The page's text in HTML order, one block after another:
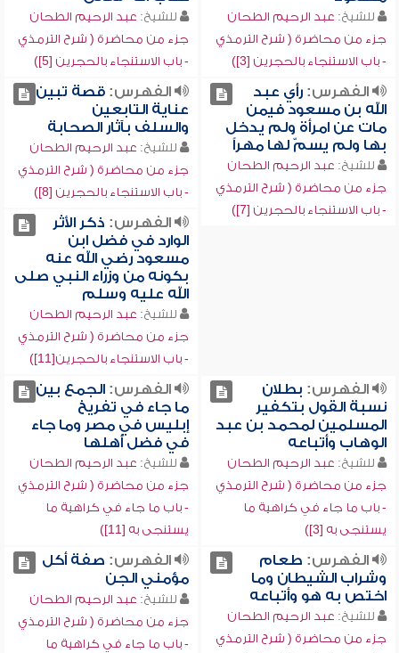
للشيخ: عبد الرحيم الطحان
جزء من محاضرة ( شرح الترمذي
- باب الاستنجاء بالحجرين [3])
للشيخ: عبد الرحيم الطحان
جزء من محاضرة ( شرح الترمذي
- باب الاستنجاء بالحجرين [5])
الفهرس:رأي عبد
الله بن مسعود فيمن
مات عن امرأة ولم يدخل
بها ولم يسمّ لها مهراً
للشيخ: عبد الرحيم الطحان
جزء من محاضرة ( شرح الترمذي
- باب الاستنجاء بالحجرين [7])
الفهرس:قصة تبين
عناية التابعين
والسلف بآثار الصحابة
للشيخ: عبد الرحيم الطحان
جزء من محاضرة ( شرح الترمذي
- باب الاستنجاء بالحجرين [8])
الفهرس: ذكر الأثر
الوارد في فضل ابن
مسعود رضي الله عنه
بكونه من وزراء النبي صلى
الله عليه وسلم
للشيخ: عبد الرحيم الطحان
جزء من محاضرة ( شرح الترمذي
- باب الاستنجاء بالحجرين[11])
الفهرس: بطلان
نسبة القول بتكفير
المسلمين لمحمد بن عبد
الوهاب وأتباعه
للشيخ: عبد الرحيم الطحان
جزء من محاضرة ( شرح الترمذي
- باب ما جاء في كراهية ما
يستنجى به [3])
الفهرس:الجمع بين
ما جاء في تفريخ
إبليس في مصر وما جاء
في فضل أهلها
للشيخ: عبد الرحيم الطحان
جزء من محاضرة ( شرح الترمذي
- باب ما جاء في كراهية ما
يستنجى به [11])
الفهرس: طعام
وشراب الشيطان وما
اختص به هو وأتباعه
للشيخ: عبد الرحيم الطحان
جزء من محاضرة ( شرح الترمذي
الفهرس: صفة أكل
مؤمني الجن
للشيخ: عبد الرحيم الطحان
جزء من محاضرة ( شرح الترمذي
- باب ما جاء في كراهية ما